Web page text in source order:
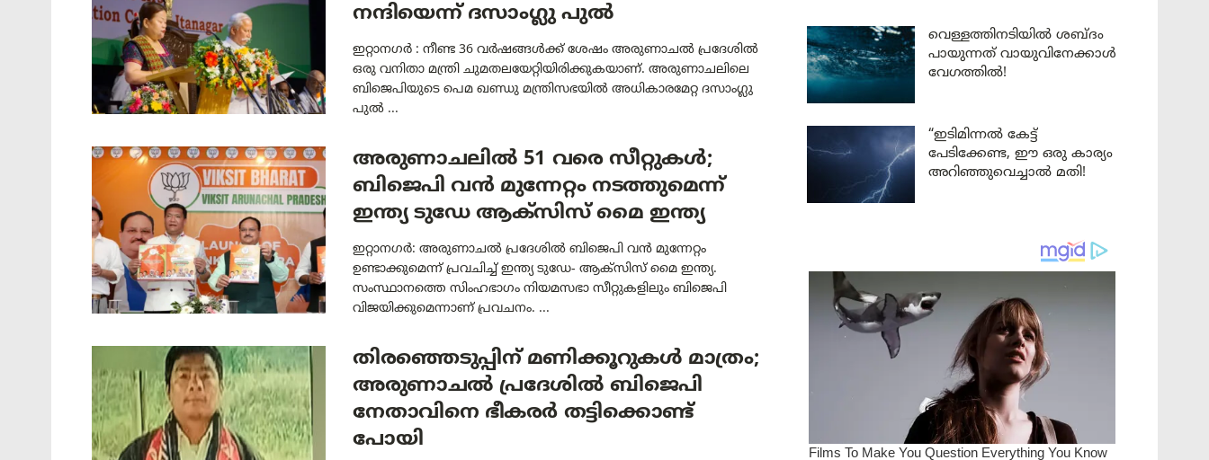
നന്ദിയെന്ന് ദസാംഗ്ലു പുൽ
ഇറ്റാനഗർ : നീണ്ട 36 വർഷങ്ങൾക്ക് ശേഷം അരുണാചൽ പ്രദേശിൽ
ഒരു വനിതാ മന്ത്രി ചുമതലയേറ്റിയിരിക്കുകയാണ്. അരുണാചലിലെ
ബിജെപിയുടെ പെമ ഖണ്ഡു മന്ത്രിസഭയിൽ അധികാരമേറ്റ ദസാംഗ്ലു
പുൽ ...
അരുണാചലിൽ 51 വരെ സീറ്റുകൾ;
ബിജെപി വൻ മുന്നേറ്റം നടത്തുമെന്ന്
ഇന്ത്യ ടുഡേ ആക്‌സിസ് മൈ ഇന്ത്യ
ഇറ്റാനഗർ: അരുണാചൽ പ്രദേശിൽ ബിജെപി വൻ മുന്നേറ്റം
ഉണ്ടാക്കുമെന്ന് പ്രവചിച്ച് ഇന്ത്യ ടുഡേ- ആക്‌സിസ് മെെ ഇന്ത്യ.
സംസ്ഥാനത്തെ സിംഹഭാഗം നിയമസഭാ സീറ്റുകളിലും ബിജെപി
വിജയിക്കുമെന്നാണ് പ്രവചനം. ...
തിരഞ്ഞെടുപ്പിന് മണിക്കൂറുകൾ മാത്രം;
അരുണാചൽ പ്രദേശിൽ ബിജെപി
നേതാവിനെ ഭീകരർ തട്ടിക്കൊണ്ട്
പോയി
വെള്ളത്തിനടിയിൽ ശബ്ദം
പായുന്നത് വായുവിനേക്കാൾ
വേഗത്തിൽ!
“ഇടിമിന്നൽ കേട്ട്
പേടിക്കേണ്ട, ഈ ഒരു കാര്യം
അറിഞ്ഞുവെച്ചാൽ മതി!